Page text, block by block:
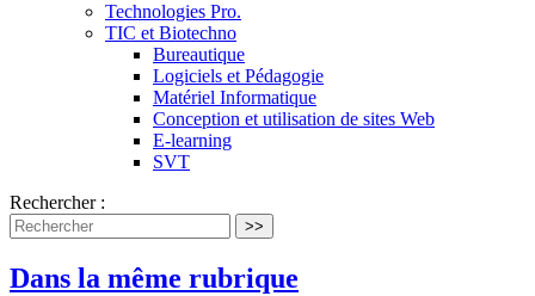
Technologies Pro.
TIC et Biotechno
Bureautique
Logiciels et Pédagogie
Matériel Informatique
Conception et utilisation de sites Web
E-learning
SVT
Rechercher :
>>
Dans la même rubrique